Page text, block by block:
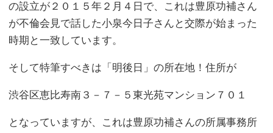
の設立が２０１５年２月４日で、これは豊原功補さん
が不倫会見で話した小泉今日子さんと交際が始まった
時期と一致しています。
そして特筆すべきは「明後日」の所在地！住所が
渋谷区恵比寿南３－７－５東光苑マンション７０１
となっていますが、これは豊原功補さんの所属事務所